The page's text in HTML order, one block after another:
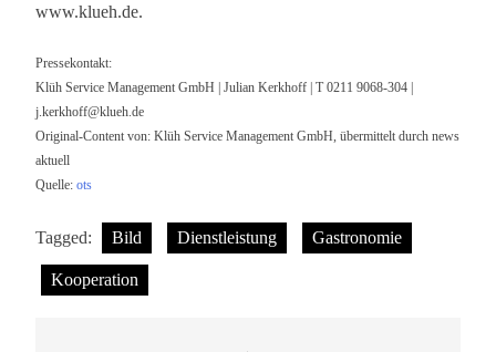
www.klueh.de.
Pressekontakt:
Klüh Service Management GmbH | Julian Kerkhoff | T 0211 9068-304 |
j.kerkhoff@klueh.de
Original-Content von: Klüh Service Management GmbH, übermittelt durch news
aktuell
Quelle: ots
Tagged: Bild Dienstleistung Gastronomie
Kooperation